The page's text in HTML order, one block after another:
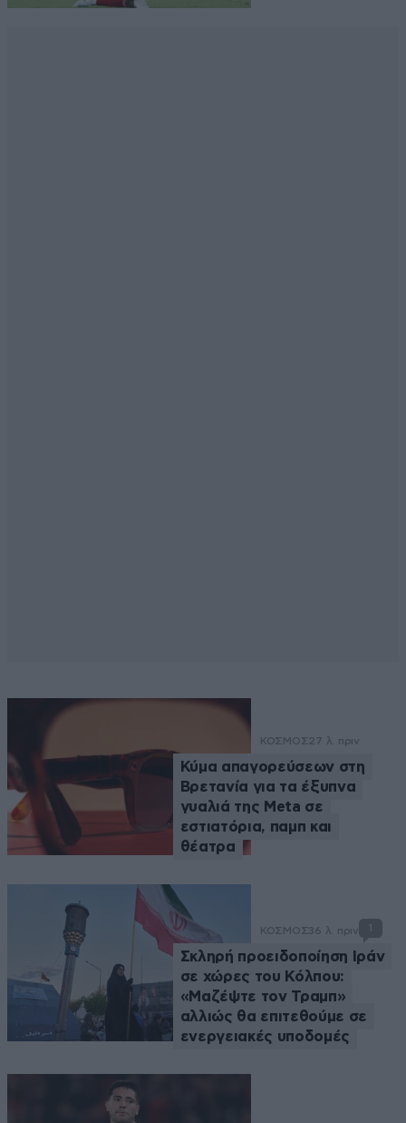
ΚΟΣΜΟΣ27 λ. πριν
Κύμα απαγορεύσεων στη
Βρετανία για τα έξυπνα
γυαλιά της Meta σε
εστιατόρια, παμπ και
θέατρα
ΚΟΣΜΟΣ36 λ. πριν 1
Σκληρή προειδοποίηση Ιράν
σε χώρες του Κόλπου:
«Μαζέψτε τον Τραμπ»
αλλιώς θα επιτεθούμε σε
ενεργειακές υποδομές